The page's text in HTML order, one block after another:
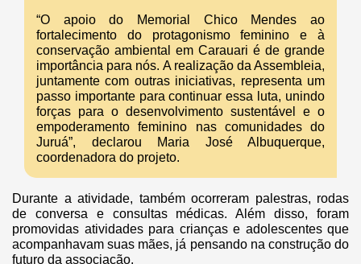
“O apoio do Memorial Chico Mendes ao
fortalecimento do protagonismo feminino e à
conservação ambiental em Carauari é de grande
importância para nós. A realização da Assembleia,
juntamente com outras iniciativas, representa um
passo importante para continuar essa luta, unindo
forças para o desenvolvimento sustentável e o
empoderamento feminino nas comunidades do
Juruá”, declarou Maria José Albuquerque,
coordenadora do projeto.
Durante a atividade, também ocorreram palestras, rodas
de conversa e consultas médicas. Além disso, foram
promovidas atividades para crianças e adolescentes que
acompanhavam suas mães, já pensando na construção do
futuro da associação.